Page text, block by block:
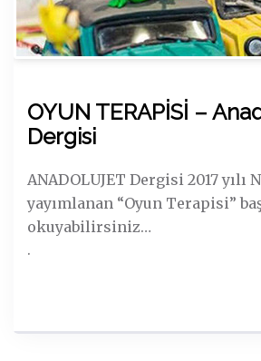
OYUN TERAPİSİ –
Dergisi
ANADOLUJET Dergisi 2017 yılı
yayımlanan “Oyun Terapisi”
okuyabilirsiniz…
.